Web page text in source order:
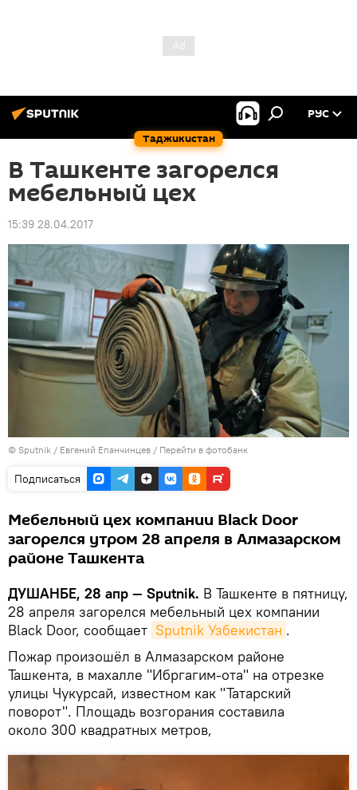
Таджикистан
РУС
В Ташкенте загорелся
мебельный цех
15:39 28.04.2017
© Sputnik / Евгений Епанчинцев / Перейти в фотобанк
Подписаться
Мебельный цех компании Black Door
загорелся утром 28 апреля в Алмазарском
районе Ташкента
ДУШАНБЕ, 28 апр — Sputnik. В Ташкенте в пятницу,
28 апреля загорелся мебельный цех компании
Black Door, сообщает Sputnik Узбекистан .
Пожар произошёл в Алмазарском районе
Ташкента, в махалле "Ибргагим-ота" на отрезке
улицы Чукурсай, известном как "Татарский
поворот". Площадь возгорания составила
около 300 квадратных метров,